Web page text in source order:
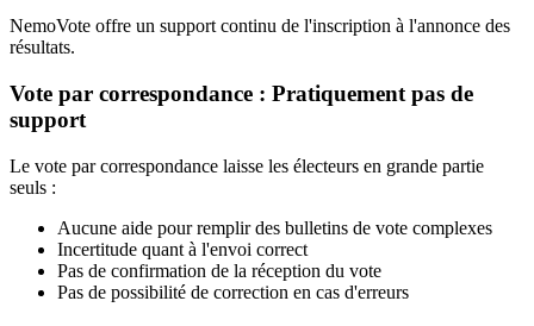
NemoVote offre un support continu de l'inscription à l'annonce des
résultats.
Vote par correspondance : Pratiquement pas de
support
Le vote par correspondance laisse les électeurs en grande partie
seuls :
Aucune aide pour remplir des bulletins de vote complexes
Incertitude quant à l'envoi correct
Pas de confirmation de la réception du vote
Pas de possibilité de correction en cas d'erreurs